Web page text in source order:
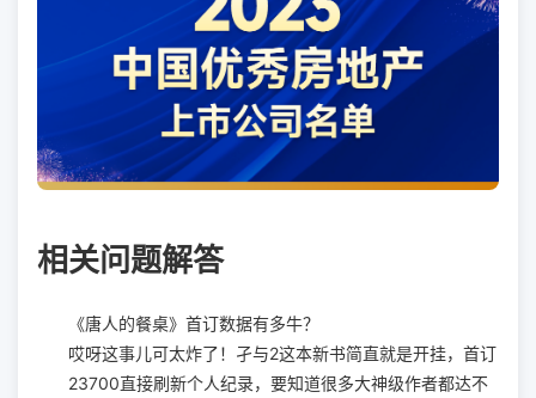
相关问题解答
《唐人的餐桌》首订数据有多牛？
哎呀这事儿可太炸了！孑与2这本新书简直就是开挂，首订
23700直接刷新个人纪录，要知道很多大神级作者都达不